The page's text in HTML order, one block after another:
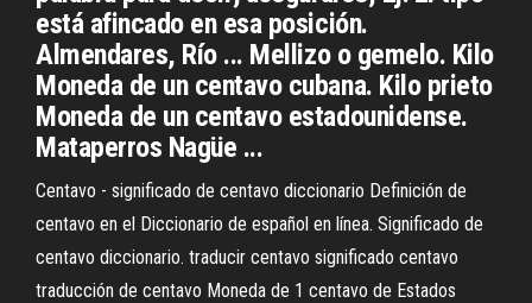
está afincado en esa posición.
Almendares, Río ... Mellizo o gemelo. Kilo
Moneda de un centavo cubana. Kilo prieto
Moneda de un centavo estadounidense.
Mataperros Nagüe ...
Centavo - significado de centavo diccionario Definición de
centavo en el Diccionario de español en línea. Significado de
centavo diccionario. traducir centavo significado centavo
traducción de centavo Moneda de 1 centavo de Estados